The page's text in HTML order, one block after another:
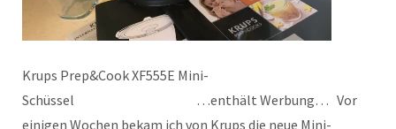
Krups Prep&Cook XF555E Mini-
Schüssel …enthält Werbung… Vor
einigen Wochen bekam ich von Krups die neue Mini-